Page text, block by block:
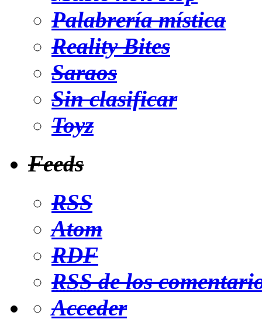
Palabrería mística
Reality Bites
Saraos
Sin clasificar
Toyz
Feeds
RSS
Atom
RDF
RSSde los
Acceder